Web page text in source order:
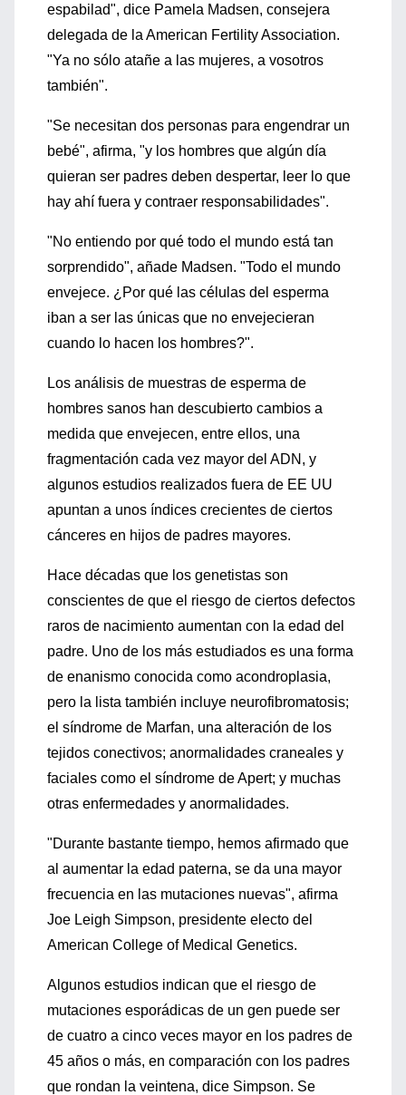
espabilad", dice Pamela Madsen, consejera
delegada de la American Fertility Association.
"Ya no sólo atañe a las mujeres, a vosotros
también".
"Se necesitan dos personas para engendrar un
bebé", afirma, "y los hombres que algún día
quieran ser padres deben despertar, leer lo que
hay ahí fuera y contraer responsabilidades".
"No entiendo por qué todo el mundo está tan
sorprendido", añade Madsen. "Todo el mundo
envejece. ¿Por qué las células del esperma
iban a ser las únicas que no envejecieran
cuando lo hacen los hombres?".
Los análisis de muestras de esperma de
hombres sanos han descubierto cambios a
medida que envejecen, entre ellos, una
fragmentación cada vez mayor del ADN, y
algunos estudios realizados fuera de EE UU
apuntan a unos índices crecientes de ciertos
cánceres en hijos de padres mayores.
Hace décadas que los genetistas son
conscientes de que el riesgo de ciertos defectos
raros de nacimiento aumentan con la edad del
padre. Uno de los más estudiados es una forma
de enanismo conocida como acondroplasia,
pero la lista también incluye neurofibromatosis;
el síndrome de Marfan, una alteración de los
tejidos conectivos; anormalidades craneales y
faciales como el síndrome de Apert; y muchas
otras enfermedades y anormalidades.
"Durante bastante tiempo, hemos afirmado que
al aumentar la edad paterna, se da una mayor
frecuencia en las mutaciones nuevas", afirma
Joe Leigh Simpson, presidente electo del
American College of Medical Genetics.
Algunos estudios indican que el riesgo de
mutaciones esporádicas de un gen puede ser
de cuatro a cinco veces mayor en los padres de
45 años o más, en comparación con los padres
que rondan la veintena, dice Simpson. Se